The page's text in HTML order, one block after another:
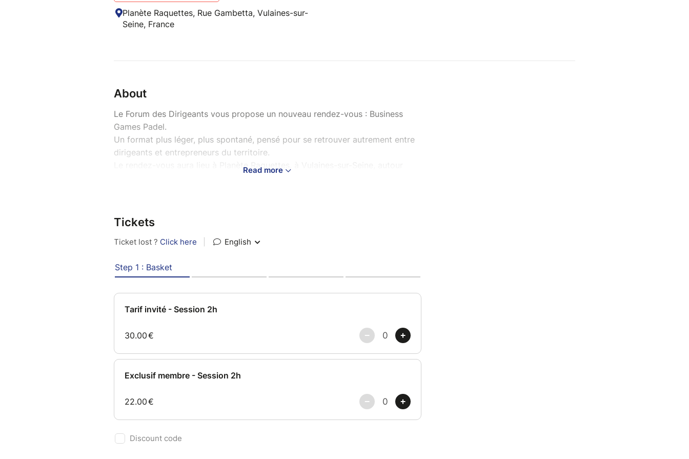
Planète Raquettes, Rue Gambetta, Vulaines-sur-
Seine, France
About
Le Forum des Dirigeants vous propose un nouveau rendez-vous : Business
Games Padel.
Un format plus léger, plus spontané, pensé pour se retrouver autrement entre
dirigeants et entrepreneurs du territoire.
Le rendez-vous aura lieu à Planète Raquettes, à Vulaines-sur-Seine, autour
cadre différent des formats networking traditionnels.
Que vous soyez sportif… ou non.
Les balles et raquettes seront mises à disposition.
petite serviette.
Le format est limité afin de préserver la qualité des échanges et l’esprit du
rendez-vous.
Ouvert sur invitation.
Read more
Tickets